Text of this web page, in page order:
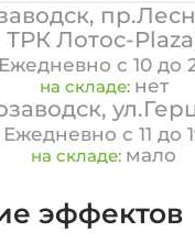
ТРК Лотос-
Ежедневно с 10 до
на складе: нет
Ежедневно с 11 до
на складе: мало
эффектов